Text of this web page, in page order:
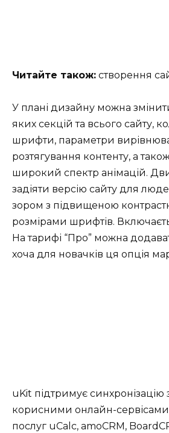
Читайте також: створення
У плані дизайну можна
яких секцій та всього сайту,
шрифти, параметри
розтягування контенту, а
широкий спектр анімацій.
задіяти версію сайту для
зором з підвищеною
розмірами шрифтів.
На тарифі “Про” можна
хоча для новачків ця опція
uKit підтримує синхронізацію
корисними онлайн-
послуг uCalc, amoCRM,